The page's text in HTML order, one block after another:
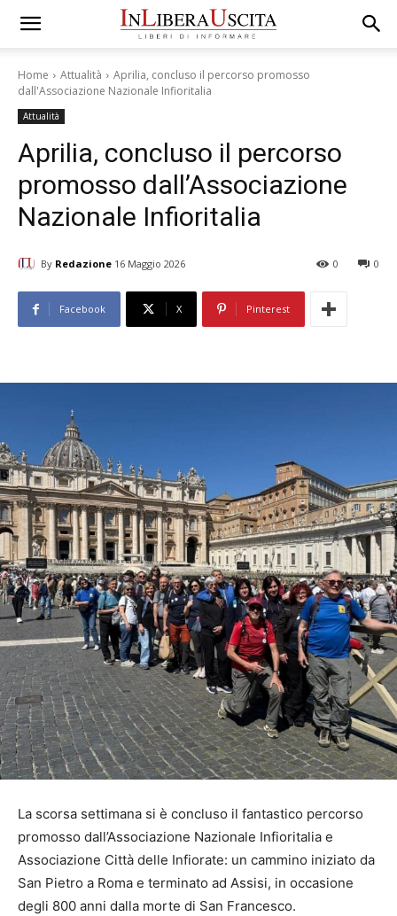
Home Attualità
Aprilia, concluso il percorso promosso
dall'Associazione Nazionale Infioritalia
Attualità
Aprilia, concluso il percorso
promosso dall’Associazione
Nazionale Infioritalia
By Redazione 16 Maggio 2026 0
0
Facebook X Pinterest
La scorsa settimana si è concluso il fantastico percorso
promosso dall’Associazione Nazionale Infioritalia e
Associazione Città delle Infiorate: un cammino iniziato da
San Pietro a Roma e terminato ad Assisi, in occasione
degli 800 anni dalla morte di San Francesco.